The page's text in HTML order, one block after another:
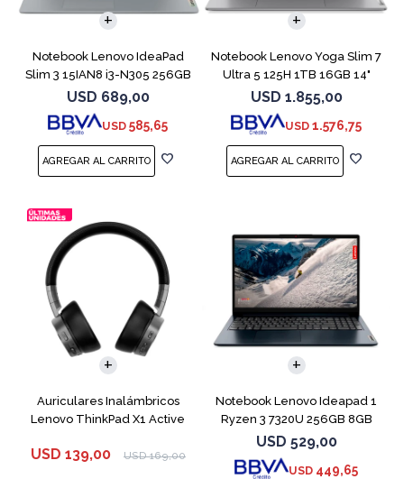
Notebook Lenovo IdeaPad
Slim 3 15IAN8 i3-N305 256GB
8GB 15.6
USD 689,00
USD 585,65
Notebook Lenovo Yoga Slim 7
Ultra 5 125H 1TB 16GB 14"
Gray
USD 1.855,00
USD 1.576,75
Auriculares Inalámbricos
Lenovo ThinkPad X1 Active
USD 139,00 USD 169,00
Notebook Lenovo Ideapad 1
Ryzen 3 7320U 256GB 8GB
Blue 15.6"
USD 529,00
USD 449,65